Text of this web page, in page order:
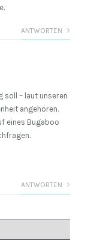
ANTWORTEN
– laut unseren
angehören.
eines Bugaboo
ANTWORTEN